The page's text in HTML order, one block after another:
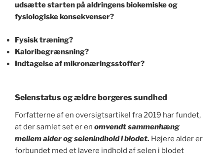
udsætte starten på aldringens biokemiske og
fysiologiske konsekvenser?
Fysisk træning?
Kaloribegrænsning?
Indtagelse af mikronæringsstoffer?
Selenstatus og ældre borgeres sundhed
Forfatterne af en oversigtsartikel fra 2019 har fundet,
at der samlet set er en omvendt sammenhæng
mellem alder og selenindhold i blodet. Højere alder er
forbundet med et lavere indhold af selen i blodet